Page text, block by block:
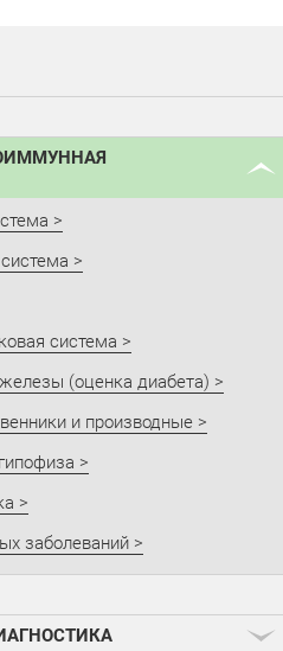
система
(оценка диабета)
и производные
заболеваний